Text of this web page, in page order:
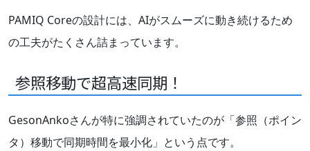
PAMIQ Coreの設計には、AIがスムーズに動き続けるため
の工夫がたくさん詰まっています。
参照移動で超高速同期！
GesonAnkoさんが特に強調されていたのが「参照（ポイン
タ）移動で同期時間を最小化」という点です。